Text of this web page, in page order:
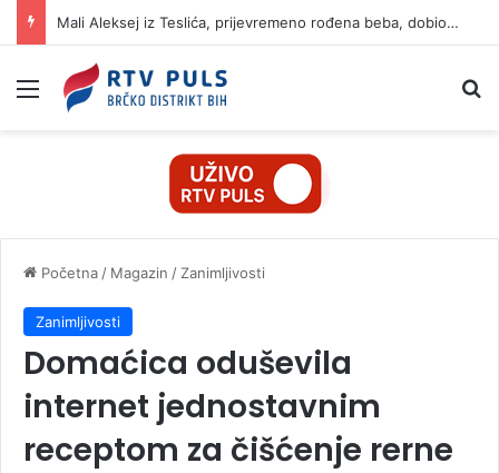
Mali Aleksej iz Teslića, prijevremeno rođena beba, dobio životnu bitku na UKC-u Srpske
Izbornik
Početna / Magazin / Zanimljivosti
Zanimljivosti
Domaćica oduševila
internet jednostavnim
receptom za čišćenje rerne